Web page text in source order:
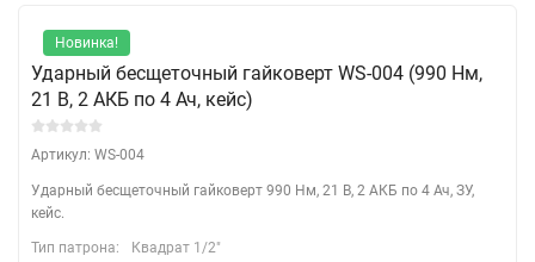
Новинка!
Ударный бесщеточный гайковерт WS-004 (990 Нм,
21 B, 2 АКБ по 4 Ач, кейс)
Артикул: WS-004
Ударный бесщеточный гайковерт 990 Нм, 21 B, 2 АКБ по 4 Ач, ЗУ,
кейс.
Тип патрона:
Квадрат 1/2"